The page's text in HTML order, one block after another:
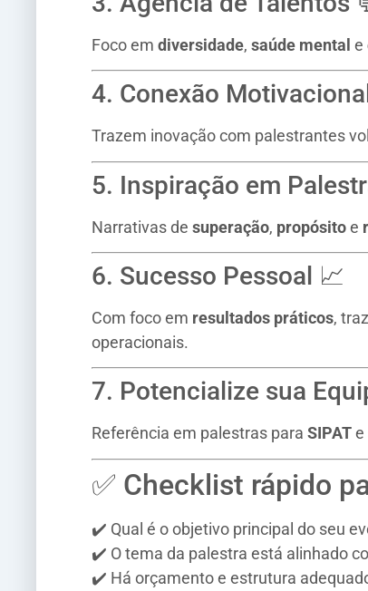
Foco em diversidade, saúde mental e
4. Conexão
Trazem inovação com palestrantes
5. Inspiração em
Narrativas de superação, propósitoe
6. Sucesso Pessoal 📈
Com foco em resultados práticos,
operacionais.
7. Potencialize sua
Referência em palestras para SIPATe
✅ Checklist rápido
✔️ Qual é o objetivo principal do seu
✔️ O tema da palestra está alinhado
✔️ Há orçamento e estrutura